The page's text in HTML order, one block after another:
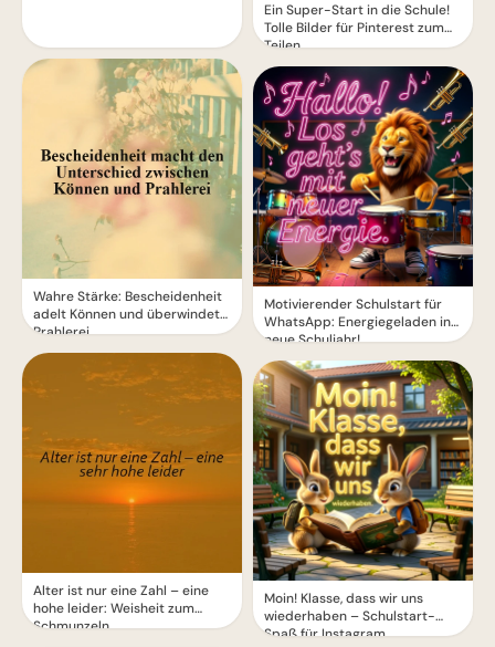
Wahre Stärke: Bescheidenheit
adelt Können und überwindet
Prahlerei
Alter ist nur eine Zahl – eine
hohe leider: Weisheit zum
Schmunzeln
Ein Super-Start in die Schule!
Tolle Bilder für Pinterest zum
Teilen.
Motivierender Schulstart für
WhatsApp: Energiegeladen ins
neue Schuljahr!
Moin! Klasse, dass wir uns
wiederhaben – Schulstart-
Spaß für Instagram